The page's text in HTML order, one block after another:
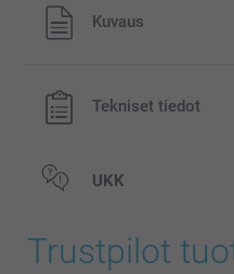
Kaikki hinnat ovat euroina,
eivät sisällä postikuluja.
Kuvaus
Tekniset tiedot
UKK
Trustpilot